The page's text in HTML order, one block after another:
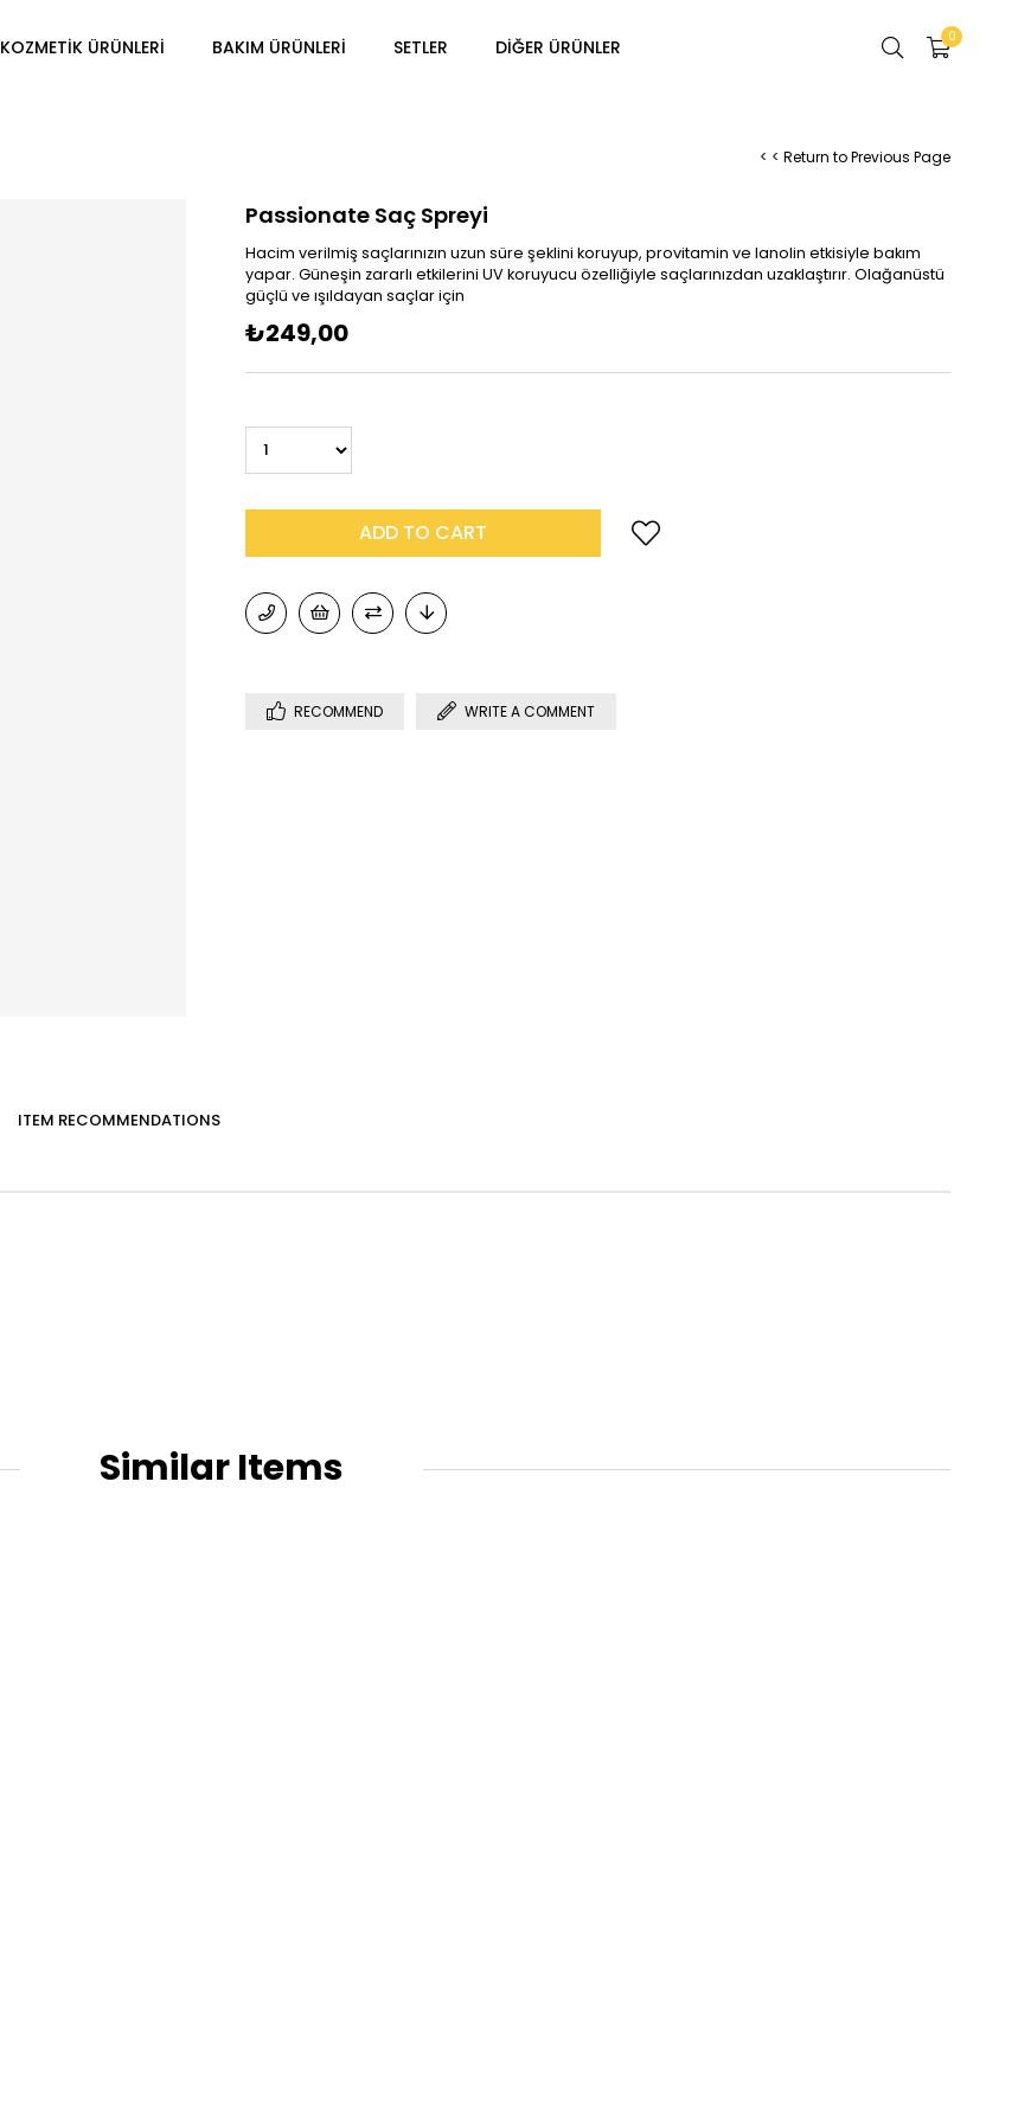
0
KOZMETİK ÜRÜNLERİ BAKIM ÜRÜNLERİ SETLER DİĞER ÜRÜNLER
< < Return to Previous Page
Passionate Saç Spreyi
Hacim verilmiş saçlarınızın uzun süre şeklini koruyup, provitamin ve lanolin etkisiyle bakım
yapar. Güneşin zararlı etkilerini UV koruyucu özelliğiyle saçlarınızdan uzaklaştırır. Olağanüstü
güçlü ve ışıldayan saçlar için
₺249,00
RECOMMEND WRITE A COMMENT
ITEM RECOMMENDATIONS
Similar Items